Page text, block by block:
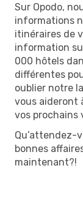
Sur Opodo,
informations
itinéraires de
information
000 hôtels
différentes
oublier notre
vous aideront
vos prochains
Qu’attendez-
bonnes
maintenant?!